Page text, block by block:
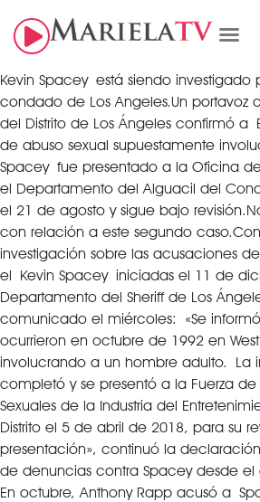
Kevin Spacey está siendo investigado
condado de Los Angeles.Un portavoz
del Distrito de Los Ángeles confirmó a
de abuso sexual supuestamente
Spacey fue presentado a la Oficina
el Departamento del Alguacil del
el 21 de agosto y sigue bajo revisión.
con relación a este segundo caso.
investigación sobre las acusaciones
el Kevin Spacey iniciadas el 11 de
Departamento del Sheriff de Los
comunicado el miércoles: «Se
ocurrieron en octubre de 1992 en
involucrando a un hombre adulto. La
completó y se presentó a la Fuerza de
Sexuales de la Industria del
Distrito el 5 de abril de 2018, para su
presentación», continuó la
de denuncias contra Spacey desde el
En octubre, Anthony Rapp acusó a